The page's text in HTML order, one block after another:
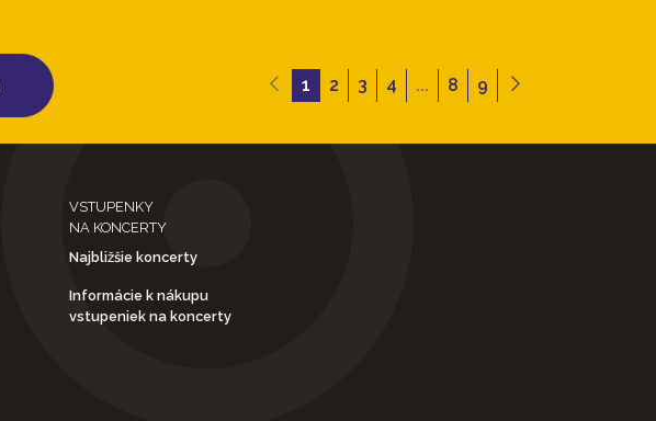
1 2 3 4 ... 8 9
VSTUPENKY
NA KONCERTY
Najbližšie koncerty
Informácie k nákupu
vstupeniek na koncerty